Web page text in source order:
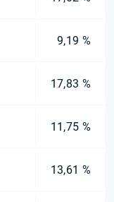
9,19 %
17,83 %
11,75 %
13,61 %